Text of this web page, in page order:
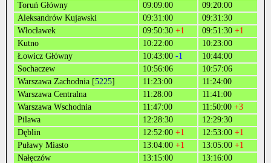
Toruń Główny
09:09:00
09:20:00
Aleksandrów Kujawski
09:31:00
09:31:30
Włocławek
09:50:30 +1 09:51:30 +1
Kutno
10:22:00
10:23:00
Łowicz Główny
10:43:00 -1
10:44:00
Sochaczew
10:56:06
10:57:06
Warszawa Zachodnia [5225] 11:23:00
11:24:00
Warszawa Centralna
11:28:00
11:41:00
Warszawa Wschodnia
11:47:00 11:50:00 +3
Pilawa
12:28:30
12:29:30
Dęblin
12:52:00 +1 12:53:00 +1
Puławy Miasto
13:04:00 +1 13:05:00 +1
Nałęczów
13:15:00
13:16:00